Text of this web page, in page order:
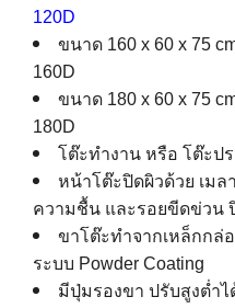
120D
ขนาด 160 x 60 x 75
160D
ขนาด 180 x 60 x 75
180D
โต๊ะทำงาน หรือ โต๊ะป
หน้าโต๊ะปิดผิวด้วย เม
ความชื้น และรอยขีดข่วน
ขาโต๊ะทำจากเหล็กกล่
ระบบ Powder Coating
มีปุ่มรองขา ปรับสูงต่ำไ